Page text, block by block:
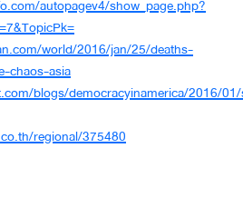
autopagev4/show_page.php?
world/2016/jan/25/deaths-
chaos-asia
blogs/democracyinamerica/2016/
regional/375480